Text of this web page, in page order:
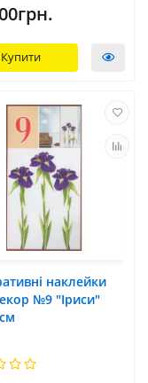
Купити
наклейки
№9 "Іриси"